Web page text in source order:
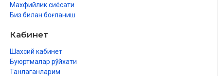
Махфийлик сиёсати
Биз билан боғланиш
Кабинет
Шахсий кабинет
Буюртмалар рўйхати
Танлаганларим